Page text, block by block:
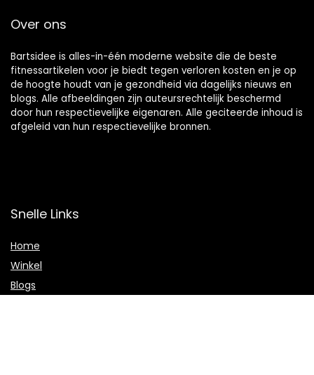
Over ons
Bartsidee is alles-in-één moderne website die de beste
fitnessartikelen voor je biedt tegen verloren kosten en je op
de hoogte houdt van je gezondheid via dagelijks nieuws en
blogs. Alle afbeeldingen zijn auteursrechtelijk beschermd
door hun respectievelijke eigenaren. Alle geciteerde inhoud is
afgeleid van hun respectievelijke bronnen.
Snelle Links
Home
Winkel
Blogs